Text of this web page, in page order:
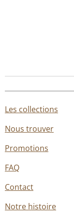
Les collections
Nous trouver
Promotions
FAQ
Contact
Notre histoire